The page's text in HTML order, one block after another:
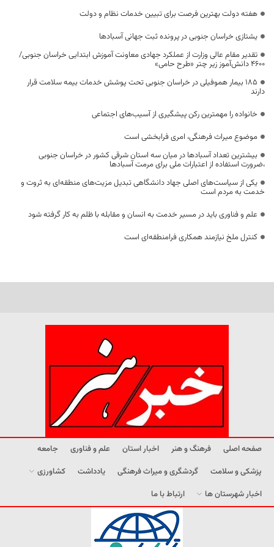
هفته دولت بهترین فرصت برای تبیین خدمات نظام و دولت
یشتازی خراسان جنوبی در پرونده ثبت جهانی آسبادها
تقدیر مقام عالی وزارت از عملکرد جهادی معاونت آموزش ابتدایی خراسان جنوبی/
۴۶۰۰ دانش‌آموز زیر چتر «طرح حامی»
۱۸۵ بیمار هموفیلی در خراسان جنوبی تحت پوشش خدمات بیمه سلامت قرار
دارند
خانواده را مهمترین رکن پیشگیری از آسیب‌های اجتماعی
موضوع میراث فرهنگی، امری فرابخشی است
بیشترین تعداد آسبادها در میان سه استان شرقی کشور در خراسان جنوبی
،ضرورت استفاده از اعتبارات ملی برای مرمت آسبادها
یکی از سیاست‌های اصلی جهاد دانشگاهی تبدیل مزیت‌های منطقه‌ای به ثروت و
خدمت به مردم است
علم و فناوری باید در مسیر خدمت به انسان و مقابله با ظلم به کار گرفته شود
کنترل ملخ نیازمند همکاری فرامنطقه‌ای است
صفحه اصلی فرهنگ و هنر اخبار استان علم و فناوری
جامعه
پزشکی و سلامت
گردشگری و میراث فرهنگی یادداشت
کشاورزی
اخبار شهرستان ها
ارتباط با ما